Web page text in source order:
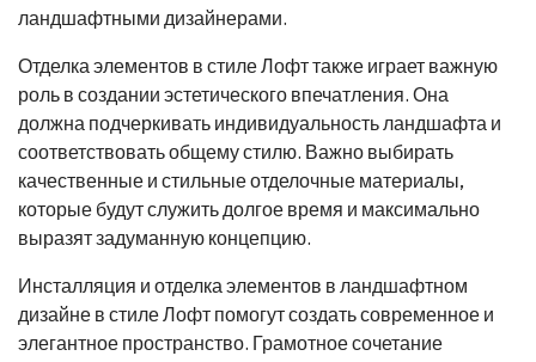
ландшафтными дизайнерами.
Отделка элементов в стиле Лофт также играет важную
роль в создании эстетического впечатления. Она
должна подчеркивать индивидуальность ландшафта и
соответствовать общему стилю. Важно выбирать
качественные и стильные отделочные материалы,
которые будут служить долгое время и максимально
выразят задуманную концепцию.
Инсталляция и отделка элементов в ландшафтном
дизайне в стиле Лофт помогут создать современное и
элегантное пространство. Грамотное сочетание